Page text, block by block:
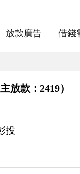
放款廣告 借錢
放款：2419）
投